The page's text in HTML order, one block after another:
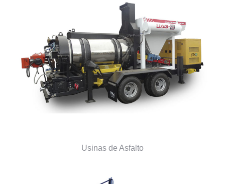
Usinas de Asfalto